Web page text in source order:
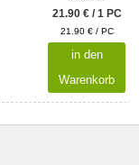
21.90 € / 1 PC
21.90 € / PC
in den
Warenkorb